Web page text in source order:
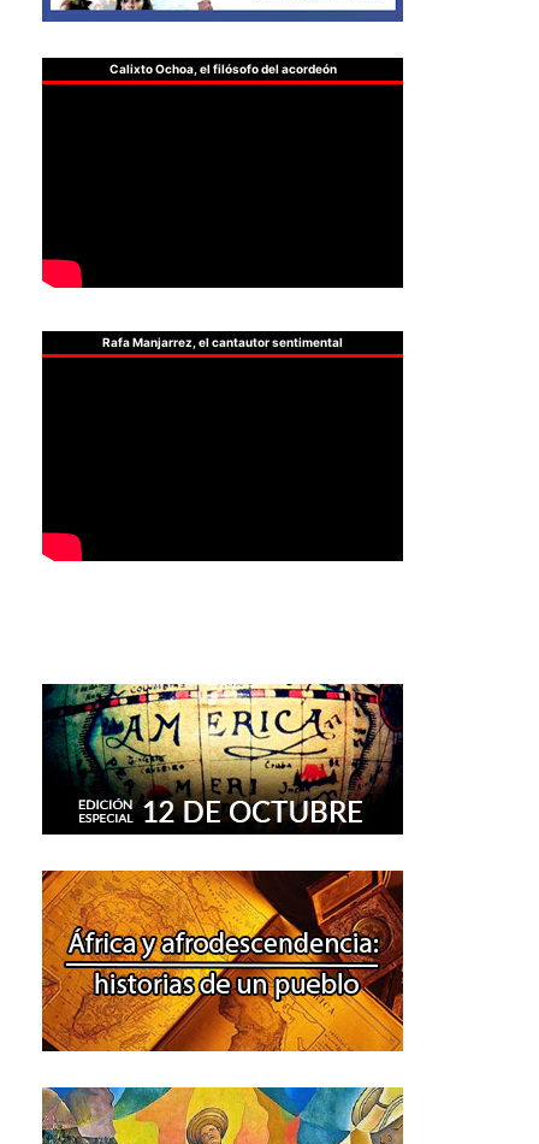
Calixto Ochoa, el filósofo del acordeón
Rafa Manjarrez, el cantautor sentimental